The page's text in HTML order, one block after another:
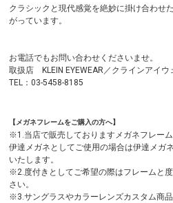
クラシックと現代感覚を絶妙に掛け合わせ
がっています。
お電話でもお問い合わせくださいませ。
取扱店 KLEIN EYEWEAR／クラインアイウ
TEL：03-5458-8185
【メガネフレームをご購入の方へ】
※1.当店で販売しておりますメガネフレー
伊達メガネとしてご使用の場合は伊達メガ
いたします。
※2.度付きとしてご希望の際はフレームと
さい。
※3.サングラスやカラーレンズカスタム商